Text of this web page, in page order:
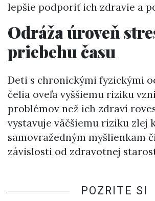
lepšie podporiť ich zdravie a
Odráža úroveň
priebehu času
Deti s chronickými fyzickými
čelia oveľa vyššiemu riziku
problémov než ich zdraví
vystavuje väčšiemu riziku zlej
samovražedným myšlienkam
závislosti od zdravotnej
POZRITE SI